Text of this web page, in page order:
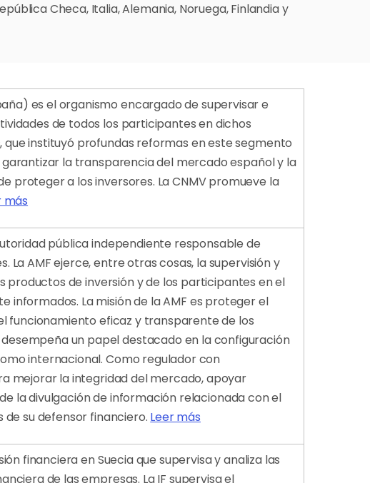
Checa, Italia, Alemania, Noruega, Finlandia y
es el organismo encargado de supervisar e
de todos los participantes en dichos
instituyó profundas reformas en este segmento
la transparencia del mercado español y la
proteger a los inversores. La CNMV promueve la
más
pública independiente responsable de
AMF ejerce, entre otras cosas, la supervisión y
productos de inversión y de los participantes en el
informados. La misión de la AMF es proteger el
funcionamiento eficaz y transparente de los
un papel destacado en la configuración
internacional. Como regulador con
mejorar la integridad del mercado, apoyar
la divulgación de información relacionada con el
su defensor financiero. Leer más
financiera en Suecia que supervisa y analiza las
de las empresas. La IF supervisa el